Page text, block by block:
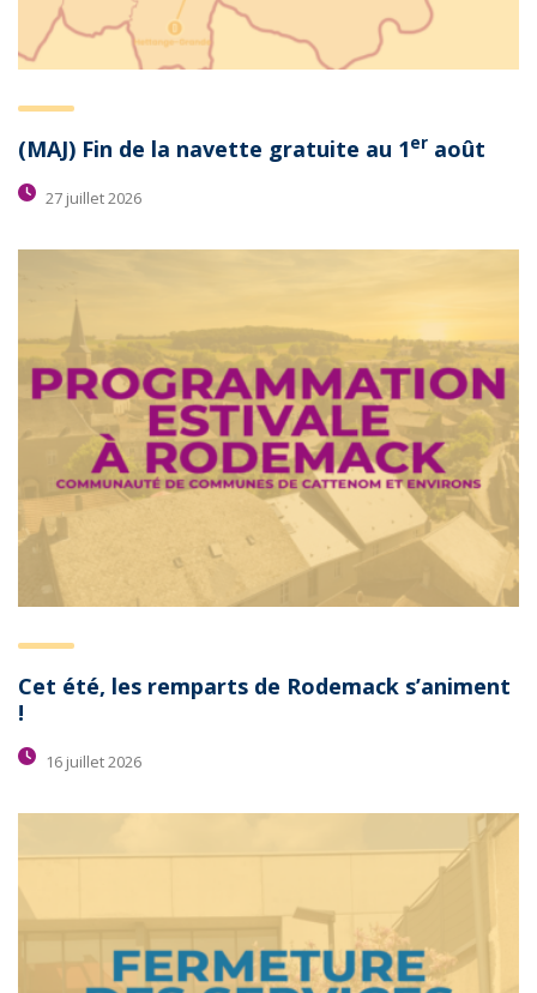
(MAJ) Fin de la navette gratuite au 1er août
27 juillet 2026
Cet été, les remparts de Rodemack s’animent
!
16 juillet 2026